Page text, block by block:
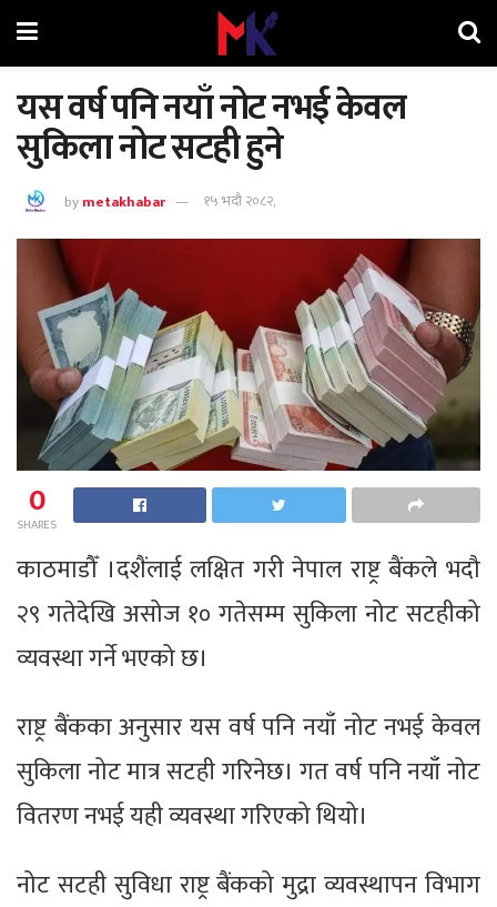
यस वर्ष पनि नयाँ नोट नभई केवल
सुकिला नोट सटही हुने
bymetakhabar १५ भदौ २०८२,
0
SHARES
काठमाडौँ ।दशैंलाई लक्षित गरी नेपाल राष्ट्र बैंकले भदौ
२९ गतेदेखि असोज १० गतेसम्म सुकिला नोट सटहीको
व्यवस्था गर्ने भएको छ।
राष्ट्र बैंकका अनुसार यस वर्ष पनि नयाँ नोट नभई केवल
सुकिला नोट मात्र सटही गरिनेछ। गत वर्ष पनि नयाँ नोट
वितरण नभई यही व्यवस्था गरिएको थियो।
नोट सटही सुविधा राष्ट्र बैंकको मुद्रा व्यवस्थापन विभाग